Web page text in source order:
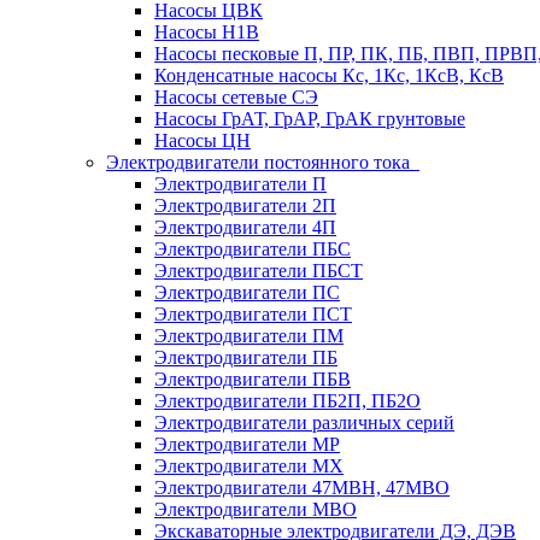
Насосы ЦВК
Насосы Н1В
Насосы песковые П, ПР, ПК, ПБ, ПВП,
Конденсатные насосы Кс, 1Кс, 1КсВ, КсВ
Насосы сетевые СЭ
Насосы ГрАТ, ГрАР, ГрАК грунтовые
Насосы ЦН
Электродвигатели постоянного тока
Электродвигатели П
Электродвигатели 2П
Электродвигатели 4П
Электродвигатели ПБС
Электродвигатели ПБСТ
Электродвигатели ПС
Электродвигатели ПСТ
Электродвигатели ПМ
Электродвигатели ПБ
Электродвигатели ПБВ
Электродвигатели ПБ2П, ПБ2О
Электродвигатели различных серий
Электродвигатели МР
Электродвигатели MX
Электродвигатели 47MBH, 47МВО
Электродвигатели MBO
Экскаваторные электродвигатели ДЭ, ДЭВ